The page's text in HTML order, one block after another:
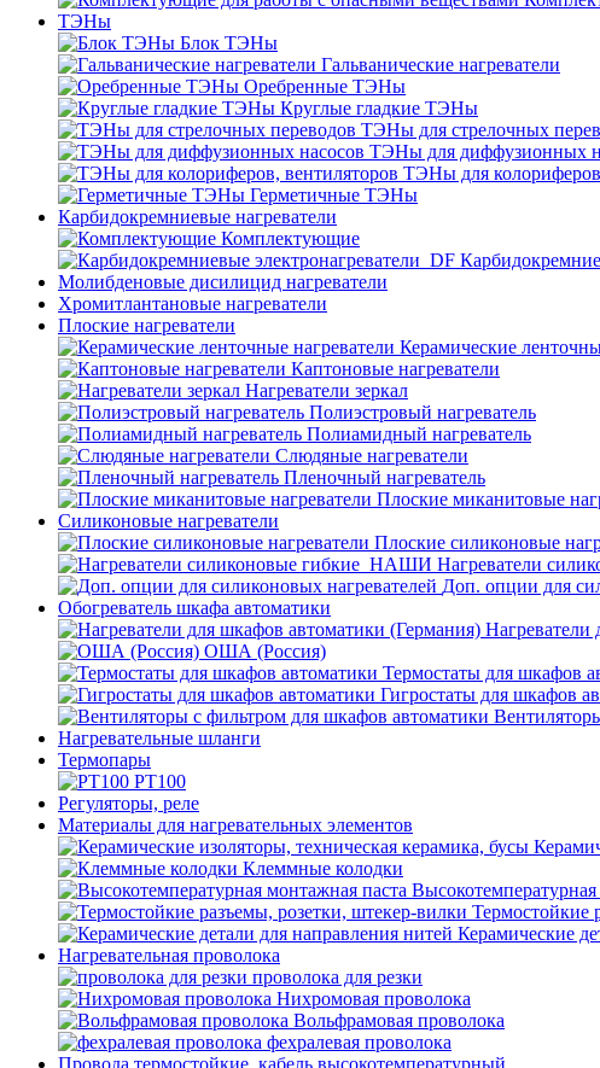
ТЭНы
Блок ТЭНы
Гальванические нагреватели
Оребренные ТЭНы
Круглые гладкие ТЭНы
ТЭНы для стрелочных
ТЭНы для диффузионных
ТЭНы для
Герметичные ТЭНы
Карбидокремниевые нагреватели
Комплектующие
Молибденовые дисилицид нагреватели
Хромитлантановые нагреватели
Плоские нагреватели
Керамические
Каптоновые нагреватели
Нагреватели зеркал
Полиэстровый нагреватель
Полиамидный нагреватель
Слюдяные нагреватели
Пленочный нагреватель
Плоские миканитовые
Силиконовые нагреватели
Плоские силиконовые
Нагреватели
Доп. опции для
Обогреватель шкафа автоматики
Нагреватели
ОША (Россия)
Термостаты для шкафов
Гигростаты для шкафов
Нагревательные шланги
Термопары
PT100
Регуляторы, реле
Материалы для нагревательных элементов
Клеммные колодки
Термостойкие
Керамические
Нагревательная проволока
проволока для резки
Нихромовая проволока
Вольфрамовая проволока
фехралевая проволока
Провода термостойкие, кабель высокотемпературный